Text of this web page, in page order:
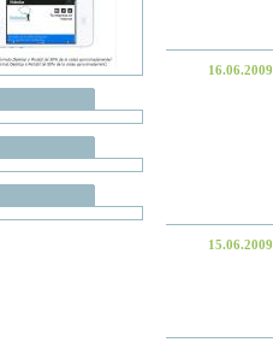
16.06.2009
15.06.2009